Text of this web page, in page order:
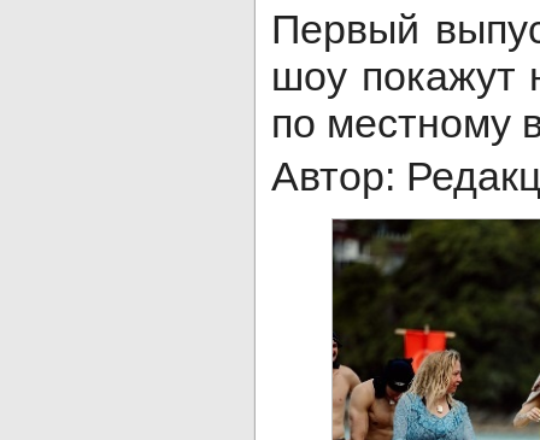
Первый
шоу покажут
по местному
Автор: